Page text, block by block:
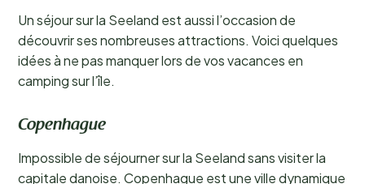
Un séjour sur la Seeland est aussi l’occasion de
découvrir ses nombreuses attractions. Voici quelques
idées à ne pas manquer lors de vos vacances en
camping sur l’île.
Copenhague
Impossible de séjourner sur la Seeland sans visiter la
capitale danoise. Copenhague est une ville dynamique